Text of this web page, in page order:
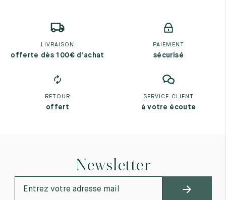
LIVRAISON
offerte dès 100€ d’achat
PAIEMENT
sécurisé
RETOUR
offert
SERVICE CLIENT
à votre écoute
Newsletter